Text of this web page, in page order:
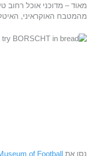
מאוד – מדוכני אוכל רחוב
מהמטבח האוקראיני,
נסו את of Football